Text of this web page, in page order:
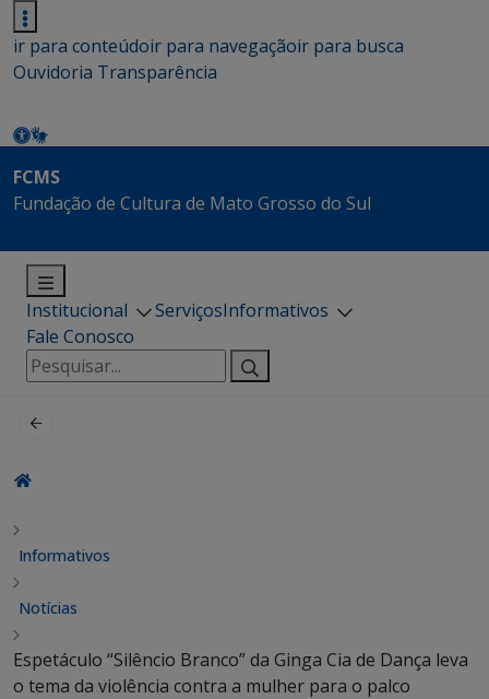
ir para conteúdoir para navegaçãoir para busca
Ouvidoria Transparência
FCMS
Fundação de Cultura de Mato Grosso do Sul
Institucional ServiçosInformativos
Fale Conosco
Pesquisar
por:
Informativos
Notícias
Espetáculo “Silêncio Branco” da Ginga Cia de Dança leva
o tema da violência contra a mulher para o palco